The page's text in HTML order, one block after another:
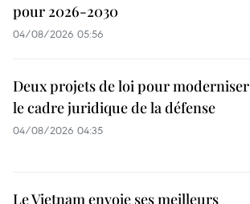
pour 2026-2030
04/08/2026 05:56
Deux projets de loi pour moderniser
le cadre juridique de la défense
04/08/2026 04:35
Le Vietnam envoie ses meilleurs